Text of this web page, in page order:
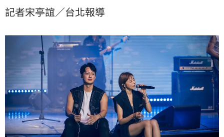
不過她唱到一半情緒潰堤，一度哭到唱不下去，讓全場
記者宋亭誼／台北報導